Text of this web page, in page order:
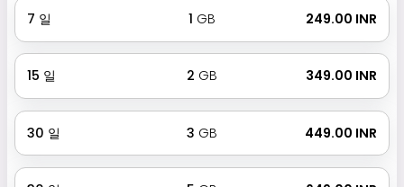
7 일 1 GB ₹ 249.00 INR
15 일 2 GB ₹ 349.00 INR
30 일 3 GB ₹ 449.00 INR